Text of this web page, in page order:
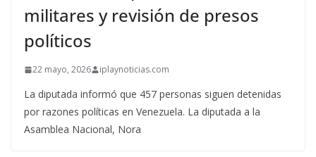
militares y revisión de presos
políticos
22 mayo, 2026 iplaynoticias.com
La diputada informó que 457 personas siguen detenidas
por razones políticas en Venezuela. La diputada a la
Asamblea Nacional, Nora